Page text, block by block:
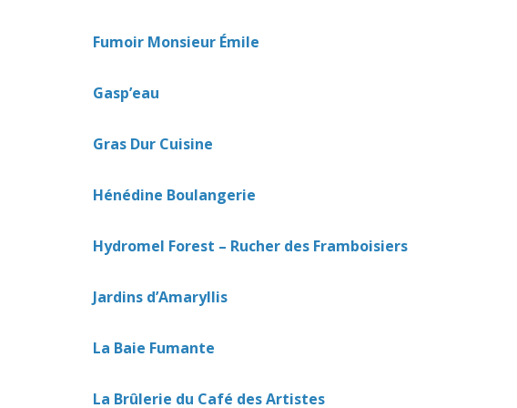
Fumoir Monsieur Émile
Gasp’eau
Gras Dur Cuisine
Hénédine Boulangerie
Hydromel Forest – Rucher des Framboisiers
Jardins d’Amaryllis
La Baie Fumante
La Brûlerie du Café des Artistes